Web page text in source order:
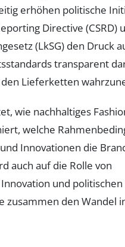
erhöhen politische
Directive (CSRD)
(LkSG) den Druck
transparent
Lieferketten
wie nachhaltiges
welche
Innovationen die
auch auf die Rolle von
und politischen
zusammen den Wandel